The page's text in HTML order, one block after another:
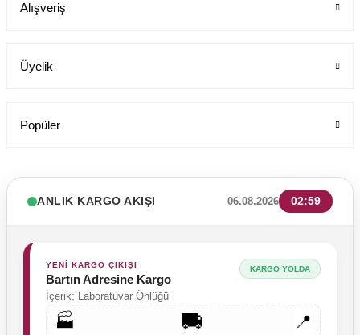
Likrali Pamuklu Kadın Tek Üst Rg03 Pati Dünyası Cerrahi Forma
Alışveriş
Üyelik
Popüler
ANLIK KARGO AKIŞI 06.08.2026 02:59
YENİ KARGO ÇIKIŞI
Bartın Adresine Kargo
İçerik: Laboratuvar Önlüğü
KARGO YOLDA
🏭 🚚 📍